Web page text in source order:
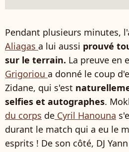
Pendant plusieurs minutes,
Aliagas a lui aussi prouvé
sur le terrain. La preuve en
Grigoriou a donné le coup
Zidane, qui s'est
selfies et autographes.
du corps de Cyril Hanouna
durant le match qui a eu le
esprits ! De son côté, DJ